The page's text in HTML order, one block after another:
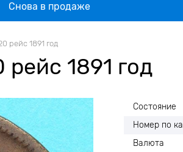
Снова в продаже
рейс 1891 год
1891 год
Состояние
Номер по
Валюта